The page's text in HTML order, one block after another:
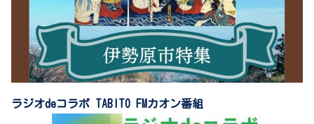
ラジオdeコラボ TABITO FMカオン番組